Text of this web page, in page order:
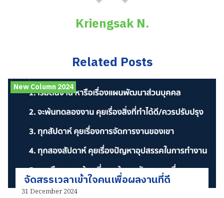
Kriengsak N.
Related Posts
New Column 2024
จัดสรรเวลาเข้าใจคนเพื่อผลงานที่ดี
31 December 2024